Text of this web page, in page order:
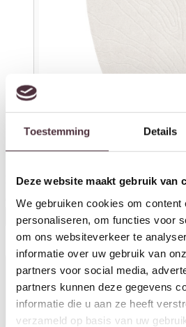
Toestemming
Deze website maakt gebruik van
We gebruiken cookies om content
om ons websiteverkeer te
informatie over uw gebruik van
partners voor social media,
partners kunnen deze gegevens
informatie die u aan ze heeft
verzameld op basis van uw
By-Boo karpet Pebble 190×290 cm
469,00
In